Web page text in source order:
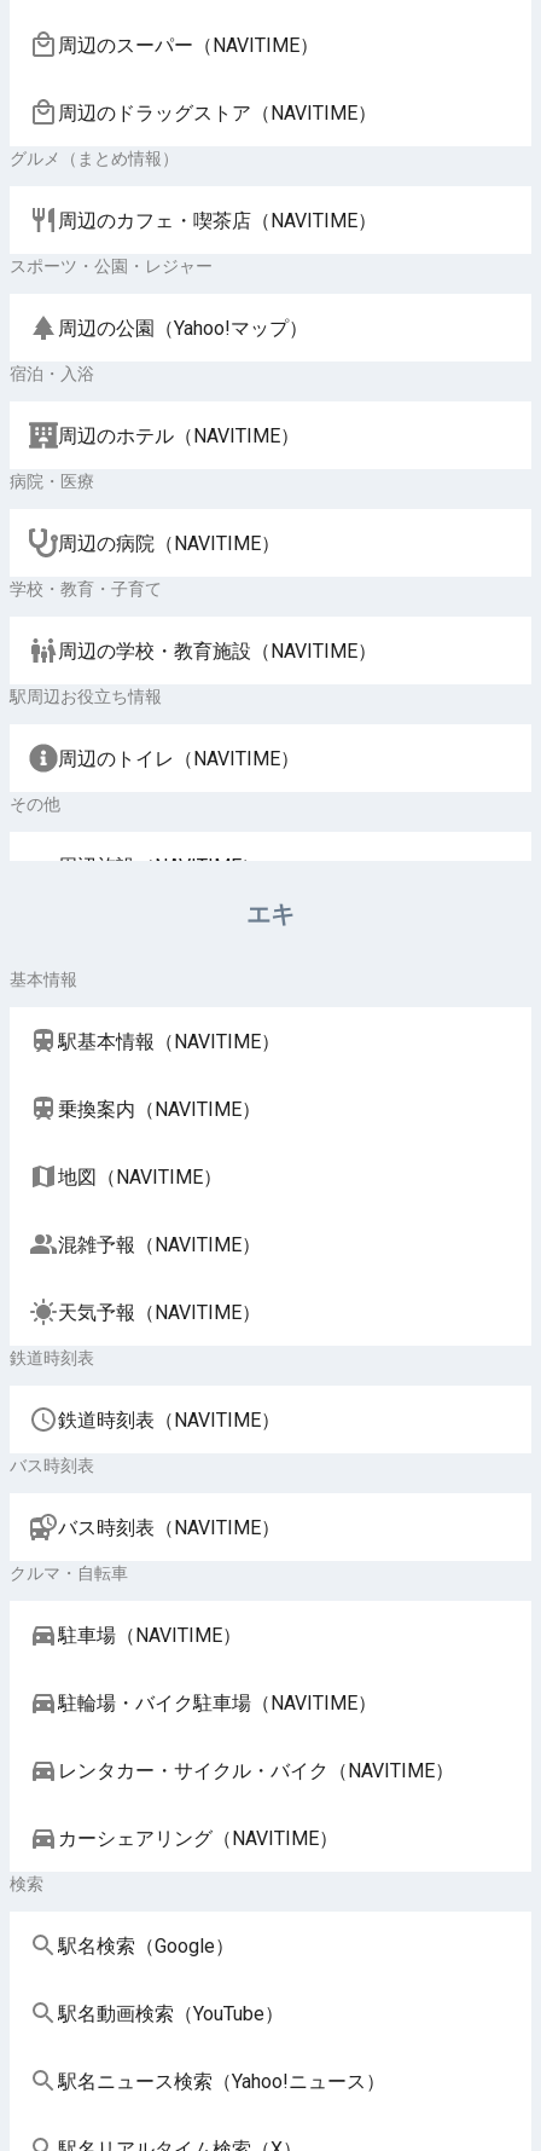
周辺のスーパー（NAVITIME）
周辺のドラッグストア（NAVITIME）
グルメ（まとめ情報）
周辺のカフェ・喫茶店（NAVITIME）
スポーツ・公園・レジャー
周辺の公園（Yahoo!マップ）
宿泊・入浴
周辺のホテル（NAVITIME）
病院・医療
周辺の病院（NAVITIME）
学校・教育・子育て
周辺の学校・教育施設（NAVITIME）
駅周辺お役立ち情報
周辺のトイレ（NAVITIME）
その他
周辺施設（NAVITIME）
エキ
基本情報
駅基本情報（NAVITIME）
乗換案内（NAVITIME）
地図（NAVITIME）
混雑予報（NAVITIME）
天気予報（NAVITIME）
鉄道時刻表
鉄道時刻表（NAVITIME）
バス時刻表
バス時刻表（NAVITIME）
クルマ・自転車
駐車場（NAVITIME）
駐輪場・バイク駐車場（NAVITIME）
レンタカー・サイクル・バイク（NAVITIME）
カーシェアリング（NAVITIME）
検索
駅名検索（Google）
駅名動画検索（YouTube）
駅名ニュース検索（Yahoo!ニュース）